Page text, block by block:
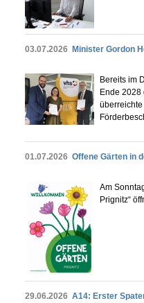
03.07.2026 Minister Gordon
Bereits im
Ende
01.07.2026 Offene Gärten in
Am
Prignitz“
29.06.2026 A14: Erster